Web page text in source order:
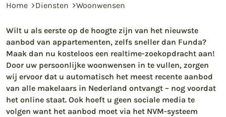
Home Diensten Woonwensen
Wilt u als eerste op de hoogte zijn van het nieuwste
aanbod van appartementen, zelfs sneller dan Funda?
Maak dan nu kosteloos een realtime-zoekopdracht aan!
Door uw persoonlijke woonwensen in te vullen, zorgen
wij ervoor dat u automatisch het meest recente aanbod
van alle makelaars in Nederland ontvangt – nog voordat
het online staat. Ook hoeft u geen sociale media te
volgen want het aanbod moet via het NVM-systeem